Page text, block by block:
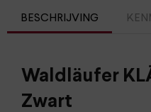
BESCHRIJVING
Waldläufer
Zwart